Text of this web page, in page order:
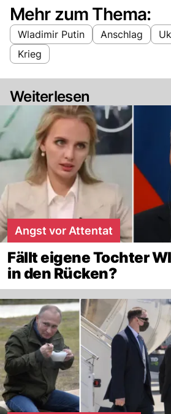
Mehr zum Thema:
Wladimir Putin Anschlag
Krieg
Weiterlesen
Angst vor Attentat
Fällt eigene Tochter
in den Rücken?